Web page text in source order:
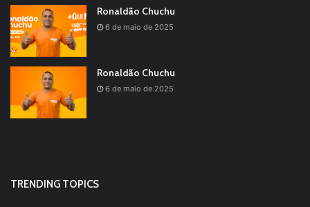
Ronaldão Chuchu
6 de maio de 2025
Ronaldão Chuchu
6 de maio de 2025
TRENDING TOPICS